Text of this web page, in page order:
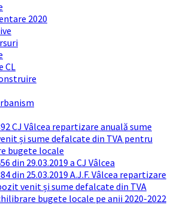
2020
CL
CJ Vâlcea repartizare anuală sume
și sume defalcate din TVA pentru
bugete locale
din 29.03.2019 a CJ Vâlcea
din 25.03.2019 A.J.F. Vâlcea repartizare
venit și sume defalcate din TVA
bugete locale pe anii 2020-2022